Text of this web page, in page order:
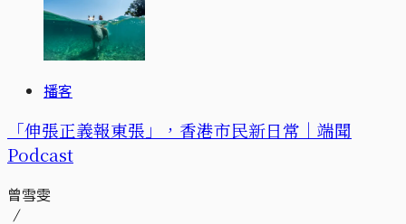
播客
「伸張正義報東張」，香港市民新日常｜端聞
Podcast
曾雪雯